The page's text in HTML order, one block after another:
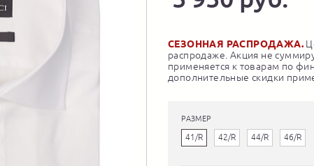
СЕЗОННАЯ РАСПРОДАЖА.
распродаже. Акция не
применяется к товарам по
дополнительные скидки
РАЗМЕР
41/R 42/R 44/R 46/R